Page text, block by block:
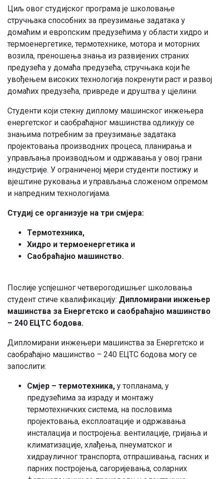
Циљ овог студијског програма је школовање
стручњака способних за преузимање задатака у
домаћим и европским предузећима у области хидро и
термоенергетике, термотехнике, мотора и моторних
возила, преношења знања из развијених страних
предузећа у домаћа предузећа, стручњака који ће
увођењем високих технологија покренути раст и развој
домаћих предузећа, привреде и друштва у цјелини.
Студенти који стекну диплому машинског инжењера
енергетског и саобраћајног машинства одликују се
знањима потребним за преузимање задатака
пројектовања производних процеса, планирања и
управљања производњом и одржавања у овој грани
индустрије. У ограниченој мјери студенти постижу и
вјештине руковања и управљања сложеном опремом
и напредним технологијама.
Студиј се организује на три смјера:
Термотехника,
Хидро и термоенергетика и
Саобраћајно машинство.
Послије успјешног четверогодишњег школовања
студент стиче квалификацију: Дипломирани инжењер
машинства за Енергетско и саобраћајно машинство
– 240 ЕЦТС бодова.
Дипломирани инжењери машинства за Енергетско и
саобраћајно машинство – 240 ЕЦТС бодова могу се
запослити:
Смјер – термотехника, у топланама, у
предузећима за израду и монтажу
термотехничких система, на пословима
пројектовања, експлоатације и одржавања
инсталација и постројења: вентилације, гријања и
климатизације, хлађења, пнеуматског и
хидрауличног транспорта, отпрашивања, гасних и
парних постројења, сагоријевања, соларних